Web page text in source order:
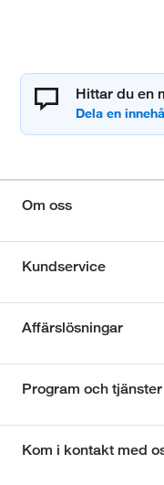
Hittar du en
Om oss
Kundservice
Affärslösningar
Program och tjänster
Kom i kontakt med